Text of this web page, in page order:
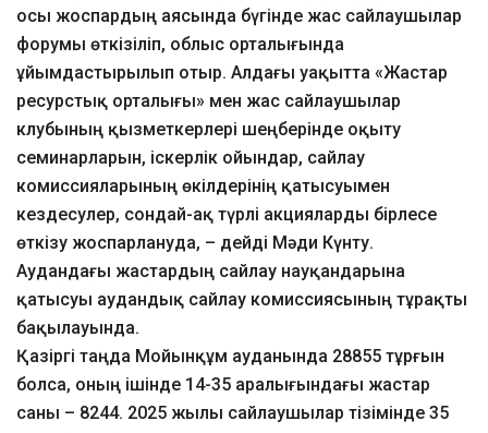
осы жоспардың аясында бүгінде жас сайлаушылар
форумы өткізіліп, облыс орталығында
ұйымдастырылып отыр. Алдағы уақытта «Жастар
ресурстық орталығы» мен жас сайлаушылар
клубының қызметкерлері шеңберінде оқыту
семинарларын, іскерлік ойындар, сайлау
комиссияларының өкілдерінің қатысуымен
кездесулер, сондай-ақ түрлі акцияларды бірлесе
өткізу жоспарлануда, – дейді Мәди Күнту.
Аудандағы жастардың сайлау науқандарына
қатысуы аудандық сайлау комиссиясының тұрақты
бақылауында.
Қазіргі таңда Мойынқұм ауданында 28855 тұрғын
болса, оның ішінде 14-35 аралығындағы жастар
саны – 8244. 2025 жылы сайлаушылар тізімінде 35